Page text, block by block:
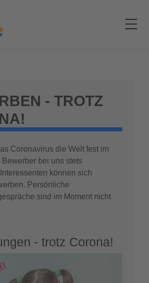
- TROTZ
Coronavirus die Welt fest im
Bewerber bei uns stets
können sich
Persönliche
sind im Moment nicht
- trotz Corona!